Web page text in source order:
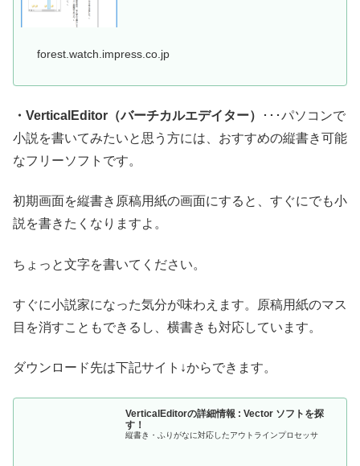
forest.watch.impress.co.jp
・VerticalEditor（バーチカルエデイター）
･･･パソコンで
小説を書いてみたいと思う方には、おすすめの縦書き可能
なフリーソフトです。
初期画面を縦書き原稿用紙の画面にすると、すぐにでも小
説を書きたくなりますよ。
ちょっと文字を書いてください。
すぐに小説家になった気分が味わえます。原稿用紙のマス
目を消すこともできるし、横書きも対応しています。
ダウンロード先は下記サイト↓からできます。
VerticalEditorの詳細情報 : Vector ソフトを探
す！
縦書き・ふりがなに対応したアウトラインプロセッサ